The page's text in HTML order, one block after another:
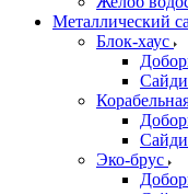
Металлический
Блок-хаус
Эко-брус